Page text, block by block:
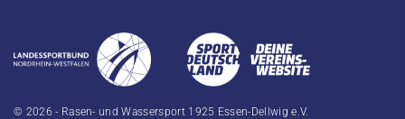
© 2026 - Rasen- und Wassersport 1925 Essen-Dellwig e.V.